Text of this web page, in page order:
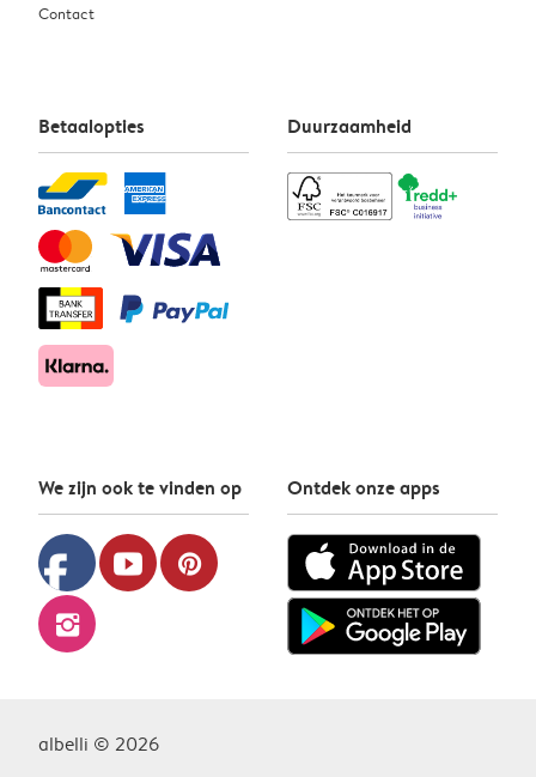
Contact
Betaalopties Duurzaamheid
We zijn ook te vinden op
facebook youtube pinterest
instagram
Ontdek onze apps
albelli © 2026